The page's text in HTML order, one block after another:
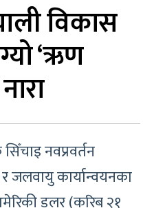
विकास
‘ऋण
नवप्रवर्तन
जलवायु कार्यान्वयनका
डलर (करिब २१